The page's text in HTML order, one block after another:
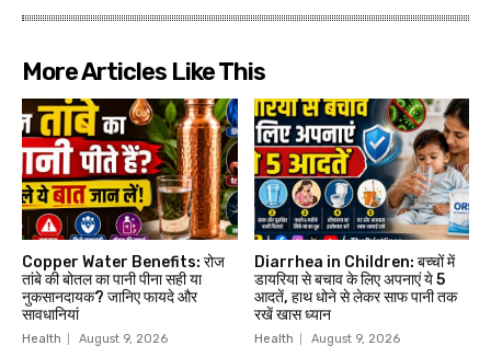
More Articles Like This
Copper Water Benefits: रोज
तांबे की बोतल का पानी पीना सही या
नुकसानदायक? जानिए फायदे और
सावधानियां
Health August 9, 2026
Diarrhea in Children: बच्चों में
डायरिया से बचाव के लिए अपनाएं ये 5
आदतें, हाथ धोने से लेकर साफ पानी तक
रखें खास ध्यान
Health August 9, 2026